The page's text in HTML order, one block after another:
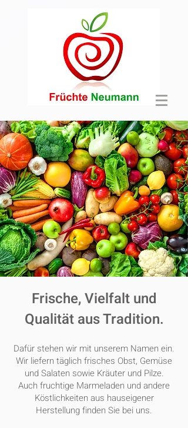
Frische, Vielfalt und
Qualität aus Tradition.
Dafür stehen wir mit unserem Namen ein.
Wir liefern täglich frisches Obst, Gemüse
und Salaten sowie Kräuter und Pilze.
Auch fruchtige Marmeladen und andere
Köstlichkeiten aus hauseigener
Herstellung finden Sie bei uns.